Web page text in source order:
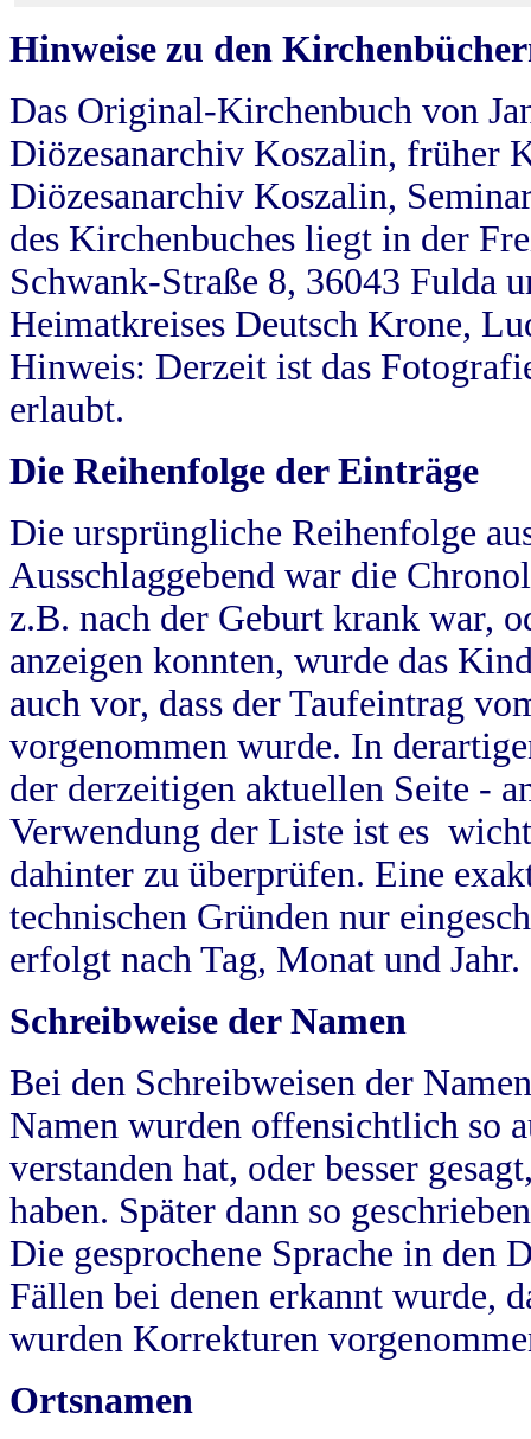
Hinweise zu den
Das Original-Kirchenbuch von
Diözesanarchiv Koszalin, früher
Diözesanarchiv Koszalin,
des Kirchenbuches liegt in der
Schwank-Straße 8, 36043 Fulda
Heimatkreises Deutsch Krone,
Hinweis: Derzeit ist das
erlaubt.
Die Reihenfolge der Einträge
Die ursprüngliche Reihenfolge
Ausschlaggebend war die
z.B. nach der Geburt krank war,
anzeigen konnten, wurde das
auch vor, dass der Taufeintrag
vorgenommen wurde. In
der derzeitigen aktuellen Seite -
Verwendung der Liste ist es
dahinter zu überprüfen. Eine
technischen Gründen nur
erfolgt nach Tag, Monat und Jahr.
Schreibweise der Namen
Bei den Schreibweisen der
Namen wurden offensichtlich so
verstanden hat, oder besser
haben. Später dann so
Die gesprochene Sprache in
Fällen bei denen erkannt wurde,
wurden Korrekturen
Ortsnamen